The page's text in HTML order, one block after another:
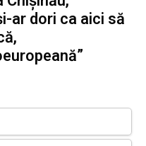
ar dori ca aici să